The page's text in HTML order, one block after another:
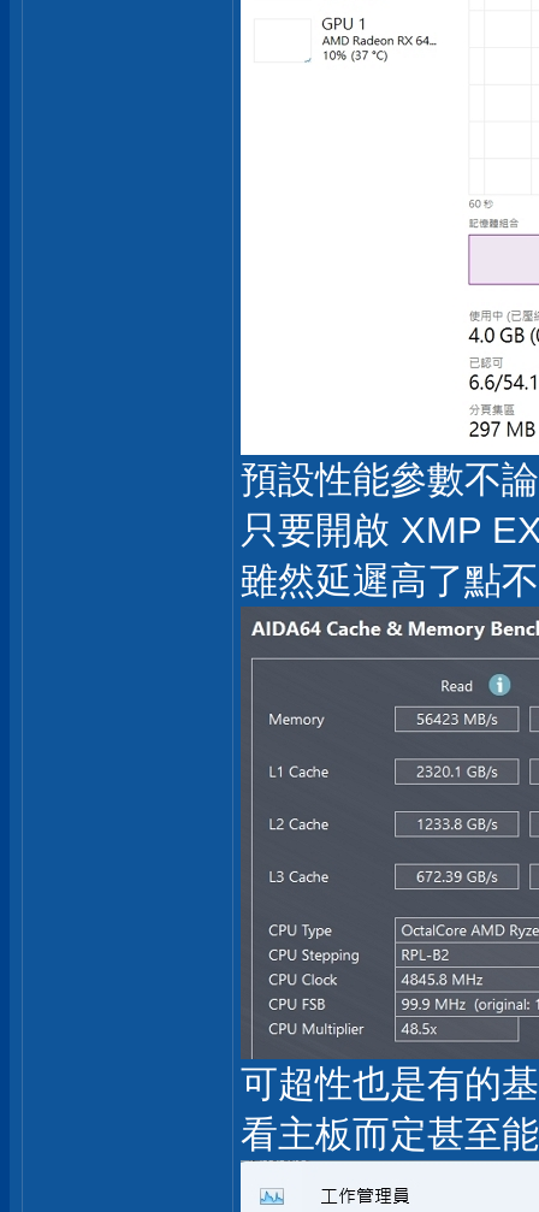
預設性能參數不
只要開啟 XMP
雖然延遲高了點
可超性也是有的
看主板而定甚至